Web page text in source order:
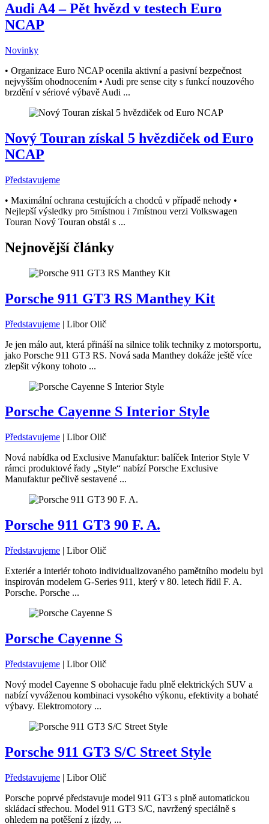
Audi A4 – Pět hvězd v testech Euro
NCAP
Novinky
• Organizace Euro NCAP ocenila aktivní a pasivní bezpečnost
nejvyšším ohodnocením • Audi pre sense city s funkcí nouzového
brzdění v sériové výbavě Audi ...
Nový Touran získal 5 hvězdiček od Euro
NCAP
Představujeme
• Maximální ochrana cestujících a chodců v případě nehody •
Nejlepší výsledky pro 5místnou i 7místnou verzi Volkswagen
Touran Nový Touran obstál s ...
Nejnovější články
Porsche 911 GT3 RS Manthey Kit
Představujeme | Libor Olič
Je jen málo aut, která přináší na silnice tolik techniky z motorsportu,
jako Porsche 911 GT3 RS. Nová sada Manthey dokáže ještě více
zlepšit výkony tohoto ...
Porsche Cayenne S Interior Style
Představujeme | Libor Olič
Nová nabídka od Exclusive Manufaktur: balíček Interior Style V
rámci produktové řady „Style“ nabízí Porsche Exclusive
Manufaktur pečlivě sestavené ...
Porsche 911 GT3 90 F. A.
Představujeme | Libor Olič
Exteriér a interiér tohoto individualizovaného pamětního modelu byl
inspirován modelem G-Series 911, který v 80. letech řídil F. A.
Porsche. Porsche ...
Porsche Cayenne S
Představujeme | Libor Olič
Nový model Cayenne S obohacuje řadu plně elektrických SUV a
nabízí vyváženou kombinaci vysokého výkonu, efektivity a bohaté
výbavy. Elektromotory ...
Porsche 911 GT3 S/C Street Style
Představujeme | Libor Olič
Porsche poprvé představuje model 911 GT3 s plně automatickou
skládací střechou. Model 911 GT3 S/C, navržený speciálně s
ohledem na potěšení z jízdy, ...